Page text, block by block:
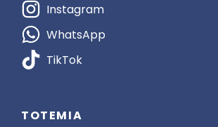
Instagram
WhatsApp
TikTok
TOTEMIA